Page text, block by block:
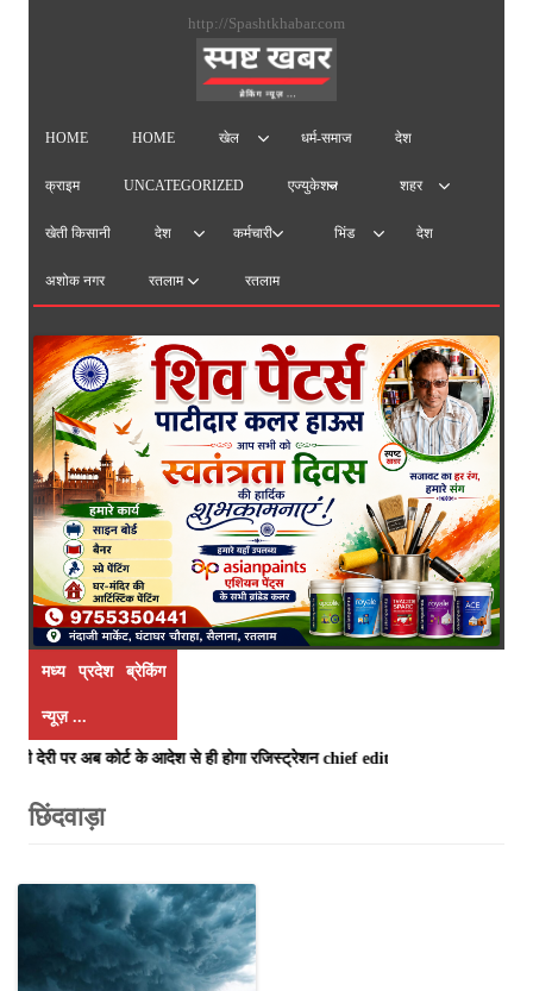
http://Spashtkhabar.com
HOME HOME खेल धर्म-समाज देश
क्राइम UNCATEGORIZED एज्युकेशन शहर
खेती किसानी देश कर्मचारी भिंड देश
अशोक नगर रतलाम रतलाम
मध्य प्रदेश ब्रेकिंग
न्यूज़ ...
कोर्ट के आदेश से ही होगा रजिस्ट्रेशन chief editor Uttam Sharma. mk